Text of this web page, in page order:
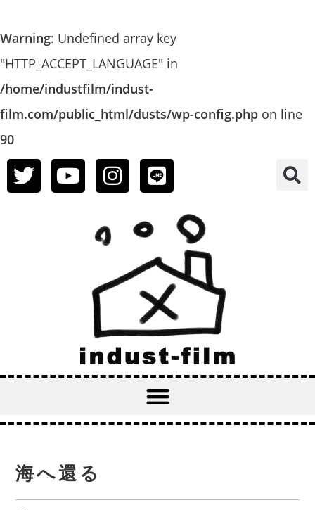
Warning: Undefined array key
"HTTP_ACCEPT_LANGUAGE" in
/home/industfilm/indust-
film.com/public_html/dusts/wp-config.php on line
90
海へ還る